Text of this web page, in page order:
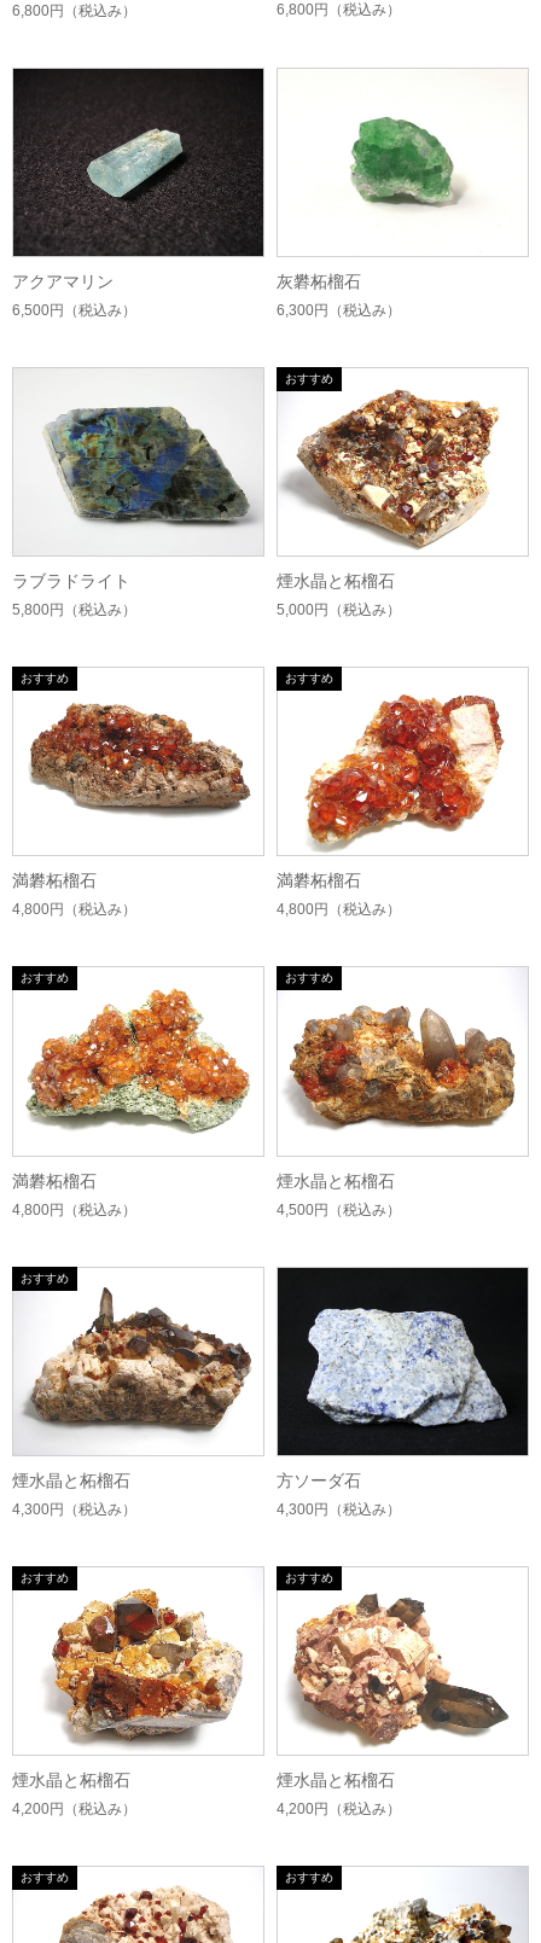
6,800円 （税込み） 6,800円 （税込み）
アクアマリン
6,500円 （税込み）
灰礬柘榴石
6,300円 （税込み）
ラブラドライト
5,800円 （税込み）
煙水晶と柘榴石
5,000円 （税込み）
満礬柘榴石
4,800円 （税込み）
満礬柘榴石
4,800円 （税込み）
満礬柘榴石
4,800円 （税込み）
煙水晶と柘榴石
4,500円 （税込み）
煙水晶と柘榴石
4,300円 （税込み）
方ソーダ石
4,300円 （税込み）
煙水晶と柘榴石
4,200円 （税込み）
煙水晶と柘榴石
4,200円 （税込み）